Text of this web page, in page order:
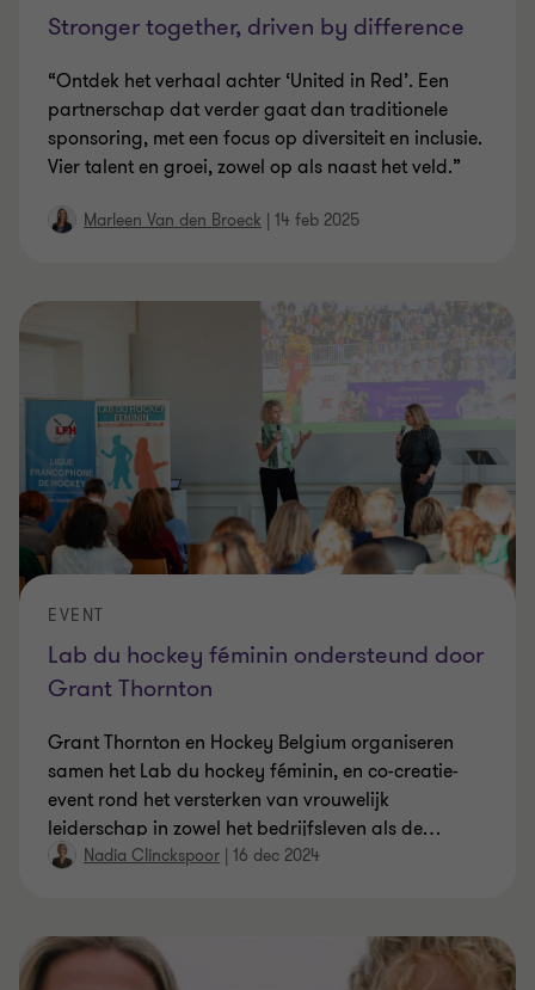
Stronger together, driven by difference
“Ontdek het verhaal achter ‘United in Red’. Een
partnerschap dat verder gaat dan traditionele
sponsoring, met een focus op diversiteit en inclusie.
Vier talent en groei, zowel op als naast het veld.”
Marleen Van den Broeck | 14 feb 2025
Lab du hockey féminin ondersteund door
Grant Thornton
EVENT
Grant Thornton en Hockey Belgium organiseren
samen het Lab du hockey féminin, en co-creatie-
event rond het versterken van vrouwelijk
leiderschap in zowel het bedrijfsleven als de…
Nadia Clinckspoor | 16 dec 2024